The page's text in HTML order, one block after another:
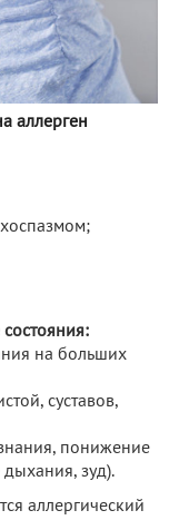
аллерген
состояния:
на больших
суставов,
понижение
зуд).
аллергический